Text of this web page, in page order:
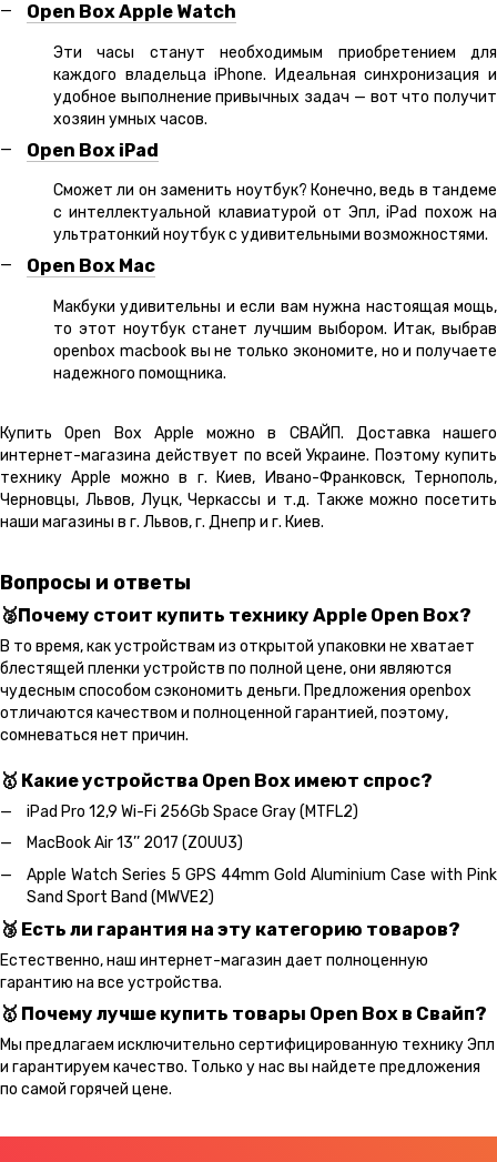
Open Box Apple Watch
Эти часы станут необходимым приобретением для
каждого владельца iPhone. Идеальная синхронизация и
удобное выполнение привычных задач — вот что получит
хозяин умных часов.
Open Box iPad
Сможет ли он заменить ноутбук? Конечно, ведь в тандеме
с интеллектуальной клавиатурой от Эпл, iPad похож на
ультратонкий ноутбук с удивительными возможностями.
Open Box Mac
Макбуки удивительны и если вам нужна настоящая мощь,
то этот ноутбук станет лучшим выбором. Итак, выбрав
openbox macbook вы не только экономите, но и получаете
надежного помощника.
Купить Open Box Apple можно в СВАЙП. Доставка нашего
интернет-магазина действует по всей Украине. Поэтому купить
технику Apple можно в г. Киев, Ивано-Франковск, Тернополь,
Черновцы, Львов, Луцк, Черкассы и т.д. Также можно посетить
наши магазины в г. Львов, г. Днепр и г. Киев.
Вопросы и ответы
🥈Почему стоит купить технику Apple Open Box?
В то время, как устройствам из открытой упаковки не хватает
блестящей пленки устройств по полной цене, они являются
чудесным способом сэкономить деньги. Предложения openbox
отличаются качеством и полноценной гарантией, поэтому,
сомневаться нет причин.
🥇 Какие устройства Open Box имеют спрос?
iPad Pro 12,9 Wi-Fi 256Gb Space Gray (MTFL2)
MacBook Air 13’’ 2017 (Z0UU3)
Apple Watch Series 5 GPS 44mm Gold Aluminium Case with Pink
Sand Sport Band (MWVE2)
🥉 Есть ли гарантия на эту категорию товаров?
Естественно, наш интернет-магазин дает полноценную
гарантию на все устройства.
🥇 Почему лучше купить товары Open Box в Свайп?
Мы предлагаем исключительно сертифицированную технику Эпл
и гарантируем качество. Только у нас вы найдете предложения
по самой горячей цене.